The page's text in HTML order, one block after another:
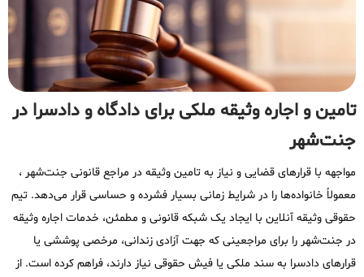
تامین و اجاره وثیقه ملکی برای دادگاه و دادسرا در
جنت‌شهر
مواجهه با قرارهای قضایی و نیاز به تامین وثیقه در مراجع قانونی جنت‌شهر ،
معمولاً خانواده‌ها را در شرایط زمانی بسیار فشرده و حساسی قرار می‌دهد. تیم
حقوقی وثیقه آنلاین با ایجاد یک شبکه قانونی و مطمئن، خدمات اجاره وثیقه
در جنت‌شهر را برای مراجعینی که جهت آزادی زندانی، مرخصی پوششی یا
قرارهای دادسرا به سند ملکی یا فیش حقوقی نیاز دارند، فراهم کرده است. از